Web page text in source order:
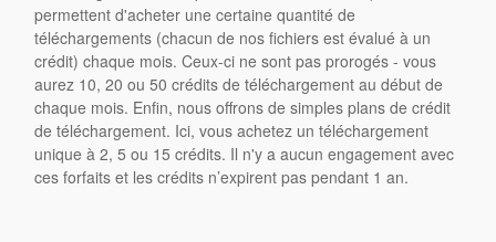
permettent d'acheter une certaine quantité de
téléchargements (chacun de nos fichiers est évalué à un
crédit) chaque mois. Ceux-ci ne sont pas prorogés - vous
aurez 10, 20 ou 50 crédits de téléchargement au début de
chaque mois. Enfin, nous offrons de simples plans de crédit
de téléchargement. Ici, vous achetez un téléchargement
unique à 2, 5 ou 15 crédits. Il n'y a aucun engagement avec
ces forfaits et les crédits n’expirent pas pendant 1 an.